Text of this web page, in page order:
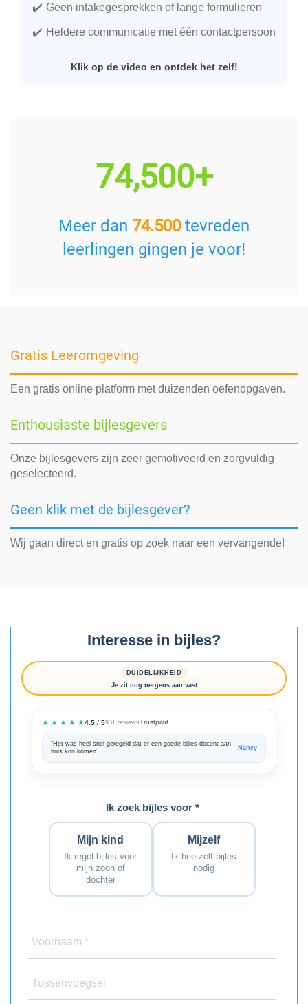
Geen intakegesprekken of lange formulieren
Heldere communicatie met één contactpersoon
Klik op de video en ontdek het zelf!
74,500+
Meer dan 74.500tevreden
leerlingen gingen je voor!
Gratis Leeromgeving
Een gratis online platform met duizenden oefenopgaven.
Enthousiaste bijlesgevers
Onze bijlesgevers zijn zeer gemotiveerd en zorgvuldig
geselecteerd.
Geen klik met de bijlesgever?
Wij gaan direct en gratis op zoek naar een vervangende!
Interesse in bijles?
DUIDELIJKHEID
Je zit nog nergens aan vast
★ ★ ★ ★ ★4.5 / 5931 reviewsTrustpilot
“Het was heel snel geregeld dat er een goede bijles docent aan
huis kon komen”
Nancy
Ik zoek bijles voor *
Mijn kind
Ik regel bijles voor
mijn zoon of
dochter
Mijzelf
Ik heb zelf bijles
nodig
Voornaam *
Tussenvoegsel